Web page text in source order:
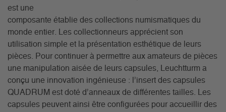
est une
composante établie des collections numismatiques du
monde entier. Les collectionneurs apprécient son
utilisation simple et la présentation esthétique de leurs
pièces. Pour continuer à permettre aux amateurs de pièces
une manipulation aisée de leurs capsules, Leuchtturm a
conçu une innovation ingénieuse : l’insert des capsules
QUADRUM est doté d’anneaux de différentes tailles. Les
capsules peuvent ainsi être configurées pour accueillir des